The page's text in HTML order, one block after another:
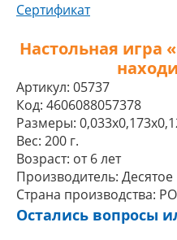
Сертификат
Настольная игра
Артикул: 05737
Код: 4606088057378
Размеры:
Вес: 200 г.
Возраст: от 6 лет
Производитель:
Страна производства:
Остались вопросы